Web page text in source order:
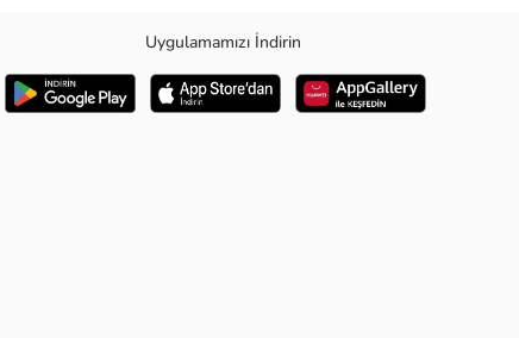
Uygulamamızı İndirin